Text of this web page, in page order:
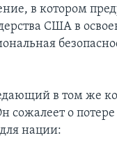
в котором
США в
в том же
сожалеет о
нации: